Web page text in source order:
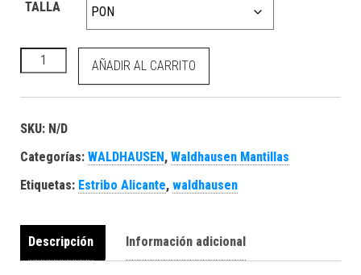
TALLA
Almohadilla de equitación Soft rosa cantidad
AÑADIR AL CARRITO
SKU: N/D
Categorías: WALDHAUSEN, Waldhausen Mantillas
Etiquetas: Estribo Alicante, waldhausen
Descripción Información adicional